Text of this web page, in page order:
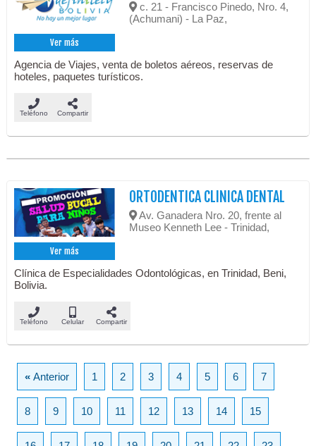
Ver más
c. 21 - Francisco Pinedo, Nro. 4,
(Achumani) - La Paz,
Agencia de Viajes, venta de boletos aéreos, reservas de
hoteles, paquetes turísticos.
Teléfono Compartir
Ver más
ORTODENTICA CLINICA DENTAL
Av. Ganadera Nro. 20, frente al
Museo Kenneth Lee - Trinidad,
Clínica de Especialidades Odontológicas, en Trinidad, Beni,
Bolivia.
Teléfono Celular Compartir
«Anterior 1 2 3 4 5 6 7
8 9 10 11 12 13 14 15